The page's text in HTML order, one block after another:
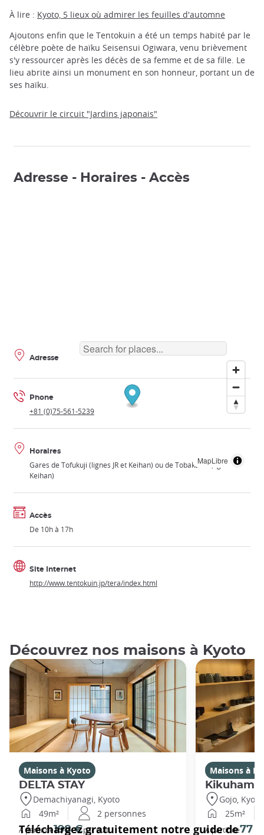
À lire : Kyoto, 5 lieux où admirer les feuilles d'automne
Ajoutons enfin que le Tentokuin a été un temps habité par le
célèbre poète de haïku Seisensui Ogiwara, venu brièvement
s'y ressourcer après les décès de sa femme et de sa fille. Le
lieu abrite ainsi un monument en son honneur, portant un de
ses haïku.
Découvrir le circuit "Jardins japonais"
Adresse - Horaires - Accès
MapLibre
Adresse
Phone
+81 (0)75-561-5239
Horaires
Gares de Tofukuji (lignes JR et Keihan) ou de Tobakaido (ligne
Keihan)
Accès
De 10h à 17h
Site Internet
http://www.tentokuin.jp/tera/index.html
Découvrez nos maisons à Kyoto
Maisons à Kyoto
DELTA STAY
Demachiyanagi, Kyoto
49m²
2 personnes
A partir de198 €par nuit
Maisons à
Kikuhama
Gojo, Kyoto
25m²
A partir de77 €